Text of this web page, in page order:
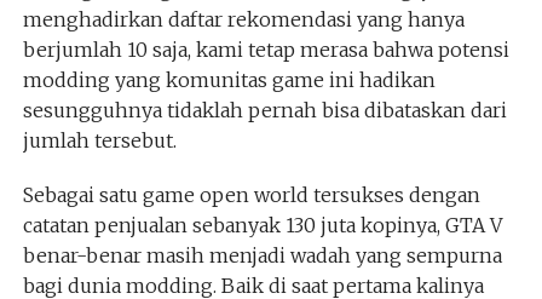
menghadirkan daftar rekomendasi yang hanya
berjumlah 10 saja, kami tetap merasa bahwa potensi
modding yang komunitas game ini hadikan
sesungguhnya tidaklah pernah bisa dibataskan dari
jumlah tersebut.
Sebagai satu game open world tersukses dengan
catatan penjualan sebanyak 130 juta kopinya, GTA V
benar-benar masih menjadi wadah yang sempurna
bagi dunia modding. Baik di saat pertama kalinya